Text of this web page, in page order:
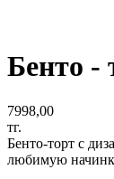
Бенто -
7998,00
тг.
Бенто-торт с
любимую